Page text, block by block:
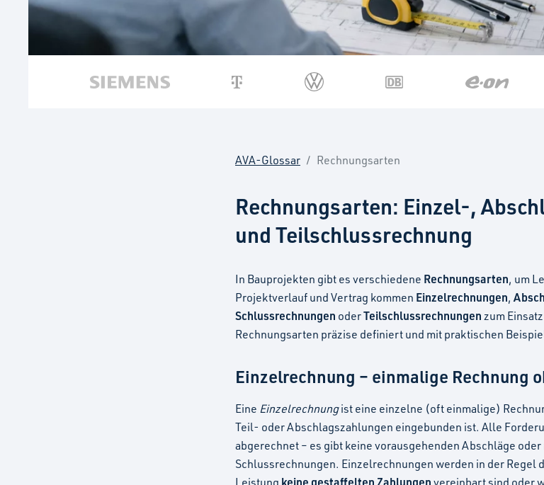
AVA-Glossar Rechnungsarten
Rechnungsarten: Einzel-,
und Teilschlussrechnung
In Bauprojekten gibt es verschiedene Rechnungsarten, um
Projektverlauf und Vertrag kommen Einzelrechnungen,
Schlussrechnungen oderTeilschlussrechnungen zum
Rechnungsarten präzise definiert und mit praktischen
Einzelrechnung – einmalige Rechnung
Eine Einzelrechnungist eine einzelne (oft einmalige)
Teil- oder Abschlagszahlungen eingebunden ist. Alle
abgerechnet – es gibt keine vorausgehenden Abschläge
Schlussrechnungen. Einzelrechnungen werden in der Regel
Leistung keine gestaffelten Zahlungen vereinbart sind oder